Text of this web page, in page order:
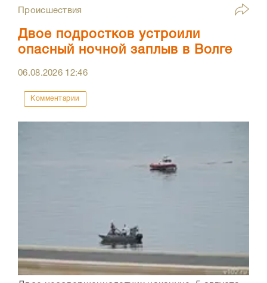
Происшествия
Двое подростков устроили
опасный ночной заплыв в Волге
06.08.2026 12:46
Комментарии